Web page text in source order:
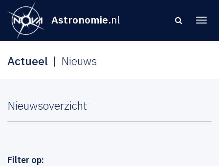
Astronomie.nl
Actueel Nieuws
Nieuwsoverzicht
Filter op: